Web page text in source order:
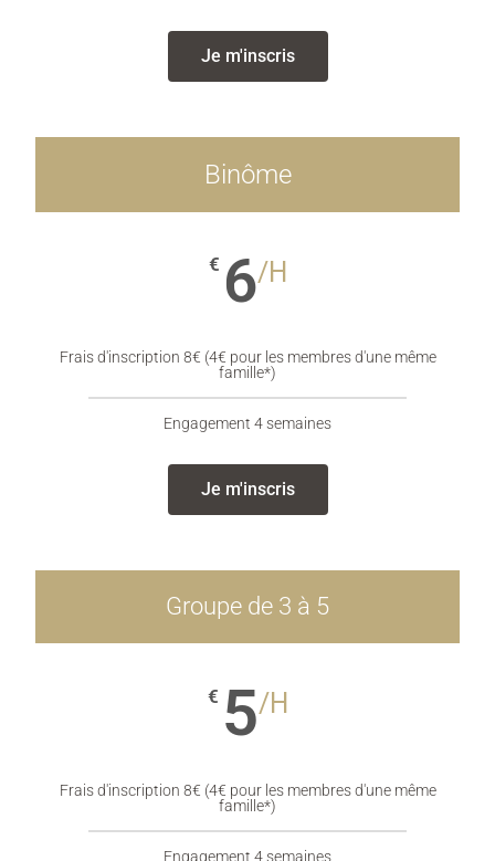
Je m'inscris
Binôme
€ 6/H
Frais d'inscription 8€ (4€ pour les membres d'une même
famille*)
Engagement 4 semaines
Je m'inscris
Groupe de 3 à 5
€ 5/H
Frais d'inscription 8€ (4€ pour les membres d'une même
famille*)
Engagement 4 semaines